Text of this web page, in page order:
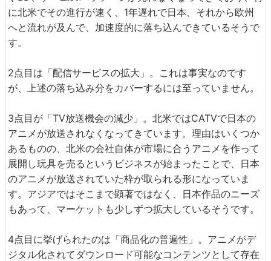
に北米でその進行が速く、1年遅れで日本、それから欧州
へと流れが及んで、加速度的に落ち込んできているそうで
す。
2点目は「配信サービスの拡大」。これは事実なのです
が、上述の落ち込み分をカバーするには至っていません。
3点目が「TV放送機会の減少」。北米ではCATVで日本の
アニメが放送されなくなってきています。理由はいくつか
あるものの、北米の会社自体が市場に合うアニメを作って
展開し玩具を売るというビジネスが始まったことで、日本
のアニメが放送されていた枠が取られる形になっていま
す。アジアではそこまで顕著ではなく、日本作品のニーズ
もあって、マーケットも少しずつ拡大しているそうです。
4点目に挙げられたのは「商品化の普遍性」。アニメがデ
ジタル化されてダウンロード可能なコンテンツとして存在